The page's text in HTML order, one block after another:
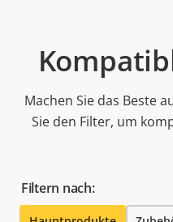
Machen Sie das Beste
Sie den Filter, um
Filtern nach: